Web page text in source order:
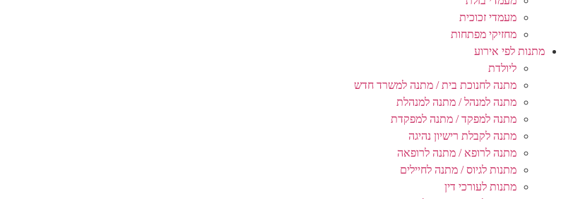
מעמדי זכוכית
מחזיקי מפתחות
מתנות לפי אירוע
ליולדת
מתנה לחנוכת בית / מתנה למשרד חדש
מתנה למנהל / מתנה למנהלת
מתנה למפקד / מתנה למפקדת
מתנה לקבלת רישיון נהיגה
מתנה לרופא / מתנה לרופאה
מתנות לגיוס / מתנה לחיילים
מתנות לעורכי דין